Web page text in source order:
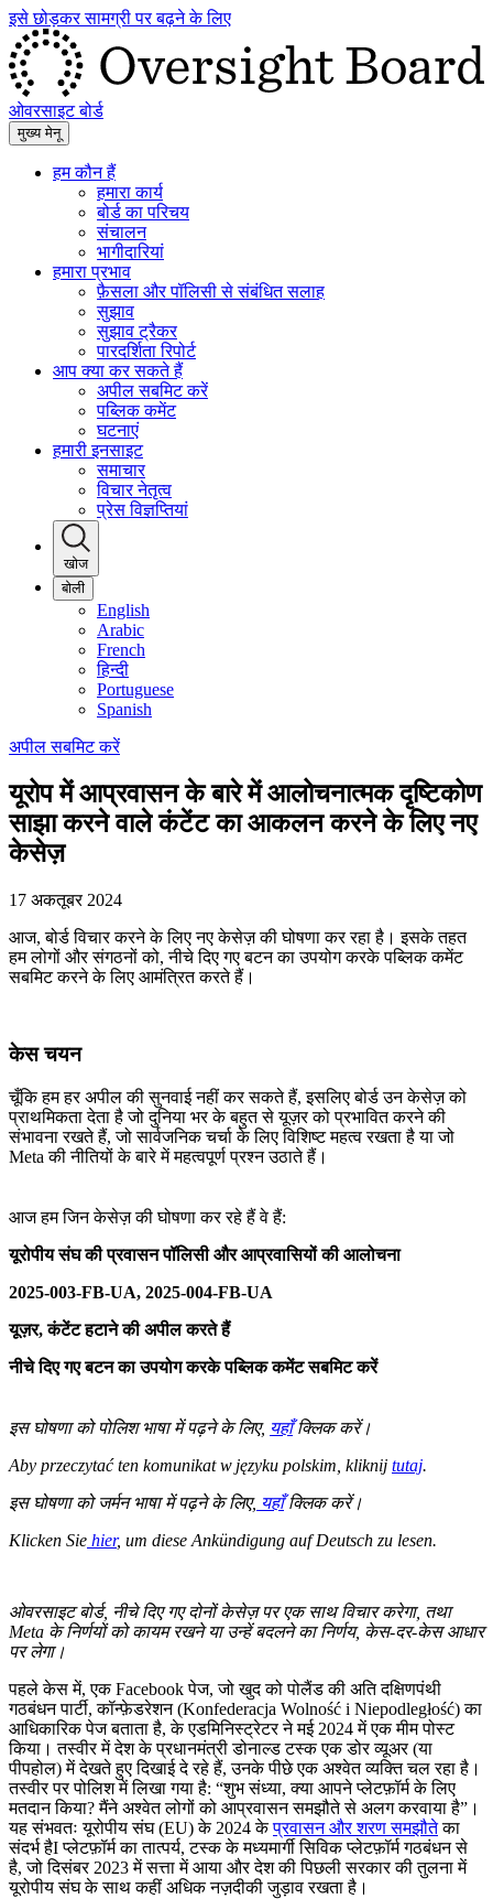
इसे छोड़कर सामग्री पर बढ़ने के लिए
ओवरसाइट बोर्ड
मुख्य मेनू
हम कौन हैं
हमारा कार्य
बोर्ड का परिचय
संचालन
भागीदारियां
हमारा प्रभाव
फ़ैसला और पॉलिसी से संबंधित सलाह
सुझाव
सुझाव ट्रैकर
पारदर्शिता रिपोर्ट
आप क्या कर सकते हैं
अपील सबमिट करें
पब्लिक कमेंट
घटनाएं
हमारी इनसाइट
समाचार
विचार नेतृत्व
प्रेस विज्ञप्तियां
खोज
बोली
English
Arabic
French
हिन्दी
Portuguese
Spanish
अपील सबमिट करें
यूरोप में आप्रवासन के बारे में आलोचनात्मक दृष्टिकोण
साझा करने वाले कंटेंट का आकलन करने के लिए नए
केसेज़
17 अकतूबर 2024
आज, बोर्ड विचार करने के लिए नए केसेज़ की घोषणा कर रहा है। इसके तहत
हम लोगों और संगठनों को, नीचे दिए गए बटन का उपयोग करके पब्लिक कमेंट
सबमिट करने के लिए आमंत्रित करते हैं।
केस चयन
चूँकि हम हर अपील की सुनवाई नहीं कर सकते हैं, इसलिए बोर्ड उन केसेज़ को
प्राथमिकता देता है जो दुनिया भर के बहुत से यूज़र को प्रभावित करने की
संभावना रखते हैं, जो सार्वजनिक चर्चा के लिए विशिष्ट महत्व रखता है या जो
Meta की नीतियों के बारे में महत्वपूर्ण प्रश्न उठाते हैं।
आज हम जिन केसेज़ की घोषणा कर रहे हैं वे हैं:
यूरोपीय संघ की प्रवासन पॉलिसी और आप्रवासियों की आलोचना
2025-003-FB-UA, 2025-004-FB-UA
यूज़र, कंटेंट हटाने की अपील करते हैं
नीचे दिए गए बटन का उपयोग करके पब्लिक कमेंट सबमिट करें
इस घोषणा को पोलिश भाषा में पढ़ने के लिए, यहाँक्लिक करें।
Aby przeczytać ten komunikat w języku polskim, kliknij tutaj.
इस घोषणा को जर्मन भाषा में पढ़ने के लिए, यहाँक्लिक करें।
Klicken Sie hier, um diese Ankündigung auf Deutsch zu lesen.
ओवरसाइट बोर्ड, नीचे दिए गए दोनों केसेज़ पर एक साथ विचार करेगा, तथा
Meta के निर्णयों को कायम रखने या उन्हें बदलने का निर्णय, केस-दर-केस आधार
पर लेगा।
पहले केस में, एक Facebook पेज, जो खुद को पोलैंड की अति दक्षिणपंथी
गठबंधन पार्टी, कॉन्फ़ेडरेशन (Konfederacja Wolność i Niepodległość) का
आधिकारिक पेज बताता है, के एडमिनिस्ट्रेटर ने मई 2024 में एक मीम पोस्ट
किया। तस्वीर में देश के प्रधानमंत्री डोनाल्ड टस्क एक डोर व्यूअर (या
पीपहोल) में देखते हुए दिखाई दे रहे हैं, उनके पीछे एक अश्वेत व्यक्ति चल रहा है।
तस्वीर पर पोलिश में लिखा गया है: “शुभ संध्या, क्या आपने प्लेटफ़ॉर्म के लिए
मतदान किया? मैंने अश्वेत लोगों को आप्रवासन समझौते से अलग करवाया है”।
यह संभवतः यूरोपीय संघ (EU) के 2024 केप्रवासन और शरण समझौतेका
संदर्भ हैI प्लेटफ़ॉर्म का तात्पर्य, टस्क के मध्यमार्गी सिविक प्लेटफ़ॉर्म गठबंधन से
है, जो दिसंबर 2023 में सत्ता में आया और देश की पिछली सरकार की तुलना में
यूरोपीय संघ के साथ कहीं अधिक नज़दीकी जुड़ाव रखता है।